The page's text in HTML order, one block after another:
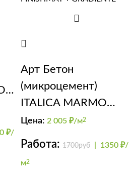
₽/
Арт Бетон
(микроцемент)
ITALICA MARMO
TRAVERTINO 500 +
GRADIENTE
Цена: 2 005 ₽/м2
Работа: 1700руб 1350 ₽/
м2